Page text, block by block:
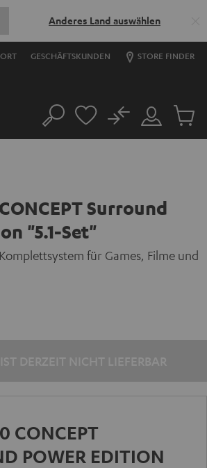
Anderes Land auswählen
GESCHÄFTSKUNDEN STORE FINDER
Suche
Mein
Konto
No
Artikel
Surround
"5.1-Set"
für Games, Filme und
CONCEPT
POWER EDITION